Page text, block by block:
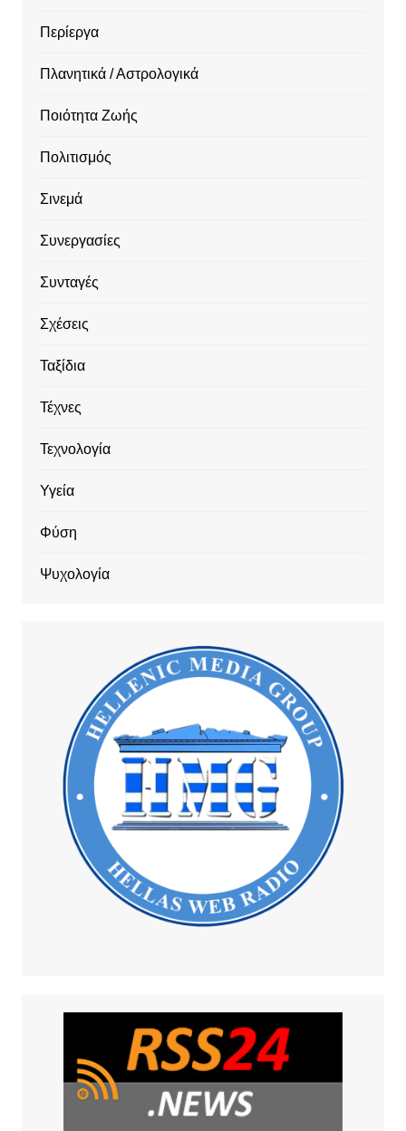
Περίεργα
Πλανητικά / Αστρολογικά
Ποιότητα Ζωής
Πολιτισμός
Σινεμά
Συνεργασίες
Συνταγές
Σχέσεις
Ταξίδια
Τέχνες
Τεχνολογία
Υγεία
Φύση
Ψυχολογία